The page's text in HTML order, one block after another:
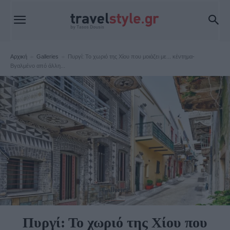
Αρχική Galleries
Πυργί: Το χωριό της Χίου που μοιάζει με... κέντημα-
Βγαλμένο από άλλη...
Galleries
Πυργί: Το χωριό της Χίου που